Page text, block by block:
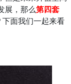
展，那么第四套
面我们一起来看